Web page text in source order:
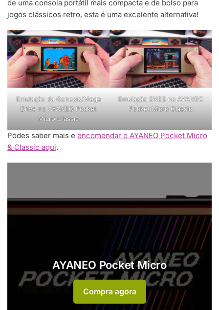
de uma consola portátil mais compacta e de bolso para
jogos clássicos retro, esta é uma excelente alternativa!
Emulação da Genesis/Mega
Drive no AYANEO Pocket
Micro Classic
Emulação SNES no AYANEO
Pocket Micro Classic
Podes saber mais e encomendar o AYANEO Pocket Micro
& Classic aqui.
AYANEO Pocket Micro
Compra agora